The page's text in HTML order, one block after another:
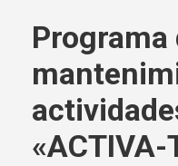
Programa
«ACTIVA-